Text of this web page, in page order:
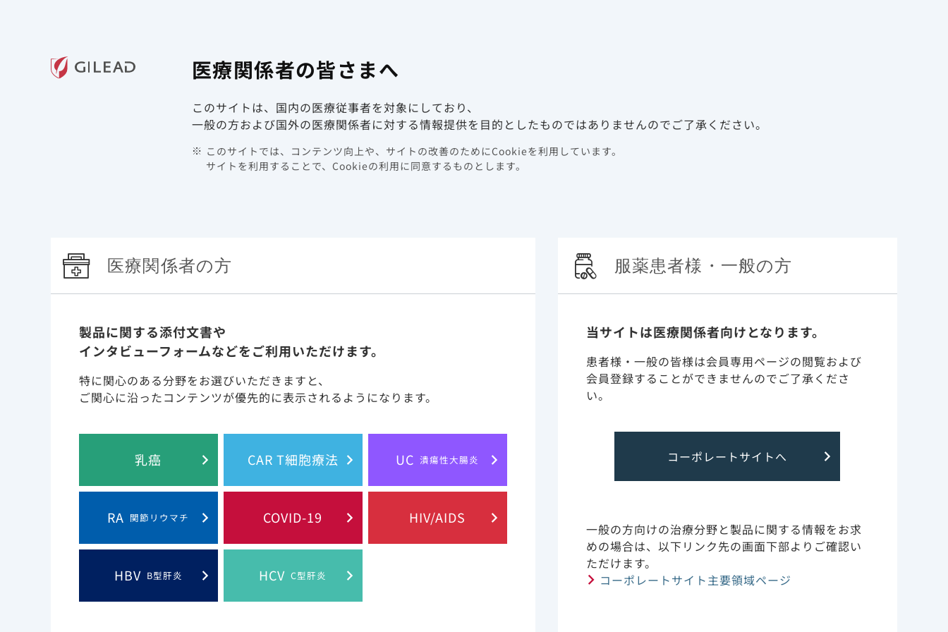
領域情報 製品情報 動画ライブラリ
2022年3月 スタリビルド配合錠 販売中止のご案内
2022年3月 スタリビルド配合錠 販売中止のご案内
このウェブサイト上に含まれる情報は、医師または薬剤師による指導に代わるものではございません。
Gilead and the Gilead logo are trademarks of Gilead Sciences, Inc. プライバシー・ステイトメント ご利用規約 お問い合わせ サイトマップ
© 2019 Gilead. All rights reserved.
医療関係者の皆さまへ
このサイトは、国内の医療従事者を対象にしており、
一般の方および国外の医療関係者に対する情報提供を目的としたものではありませんのでご了承ください。
このサイトでは、コンテンツ向上や、サイトの改善のためにCookieを利用しています。
サイトを利用することで、Cookieの利用に同意するものとします。
医療関係者の方
製品に関する添付文書や
インタビューフォームなどをご利用いただけます。
特に関心のある分野をお選びいただきますと、
ご関心に沿ったコンテンツが優先的に表示されるようになります。
乳癌 CAR T細胞療法 UC 潰瘍性大腸炎
RA 関節リウマチ COVID-19 HIV/AIDS
HBV B型肝炎 HCV C型肝炎
服薬患者様・一般の方
当サイトは医療関係者向けとなります。
患者様・一般の皆様は会員専用ページの閲覧および
会員登録することができませんのでご了承くださ
い。
コーポレートサイトへ
一般の方向けの治療分野と製品に関する情報をお求
めの場合は、以下リンク先の画面下部よりご確認い
ただけます。
コーポレートサイト主要領域ページ